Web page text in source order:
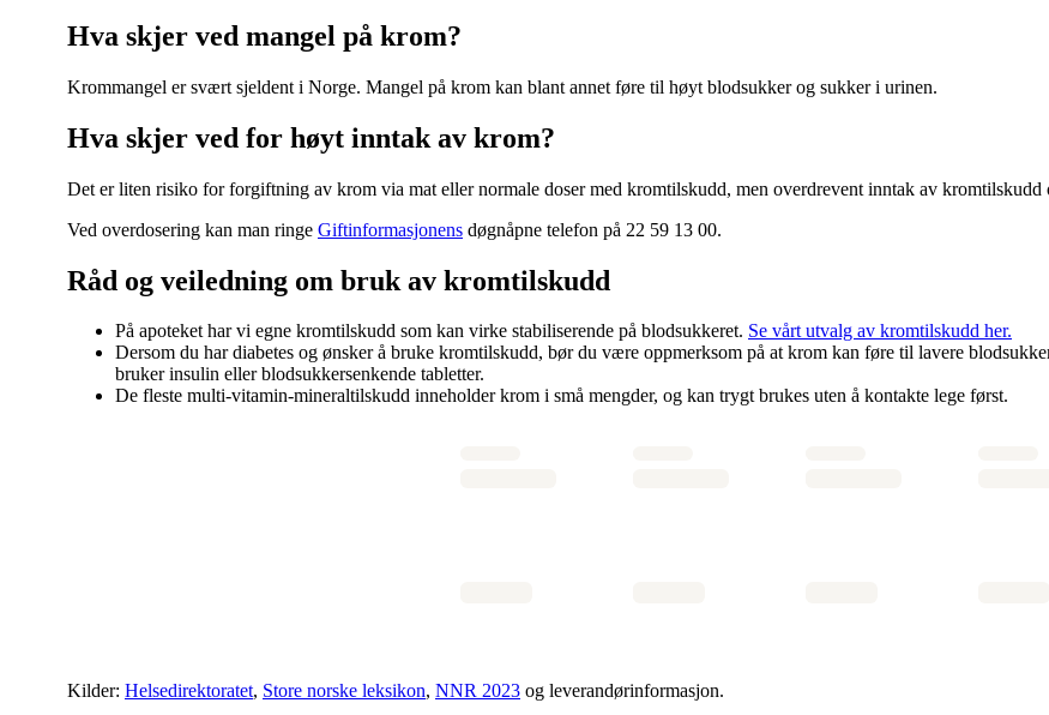
Hva skjer ved mangel på krom?
Krommangel er svært sjeldent i Norge. Mangel på krom kan blant annet føre til høyt blodsukker og sukker i urinen.
Hva skjer ved for høyt inntak av krom?
Det er liten risiko for forgiftning av krom via mat eller normale doser med kromtilskudd, men overdrevent inntak av
Ved overdosering kan man ringe Giftinformasjonens døgnåpne telefon på 22 59 13 00.
Råd og veiledning om bruk av kromtilskudd
På apoteket har vi egne kromtilskudd som kan virke stabiliserende på blodsukkeret. Se vårt utvalg av kromtilskudd her.
Dersom du har diabetes og ønsker å bruke kromtilskudd, bør du være oppmerksom på at krom kan føre til lavere
bruker insulin eller blodsukkersenkende tabletter.
De fleste multi-vitamin-mineraltilskudd inneholder krom i små mengder, og kan trygt brukes uten å kontakte lege først.
Kilder: Helsedirektoratet, Store norske leksikon, NNR 2023 og leverandørinformasjon.